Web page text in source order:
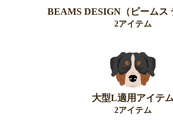
BEAMS DESIGN（ビームス
2アイテム
大型L適用アイテム
2アイテム